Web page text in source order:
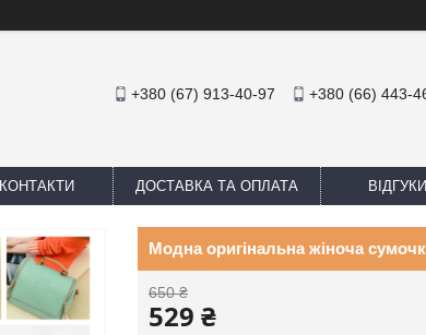
+380 (67) 913-40-97 +380 (66) 443-
КОНТАКТИ ДОСТАВКА ТА ОПЛАТА ВІДГУКИ
Модна оригінальна жіноча
650 ₴
529 ₴